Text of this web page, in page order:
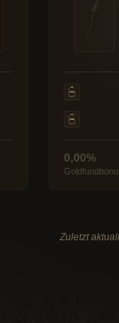
0,00%
Zuletzt